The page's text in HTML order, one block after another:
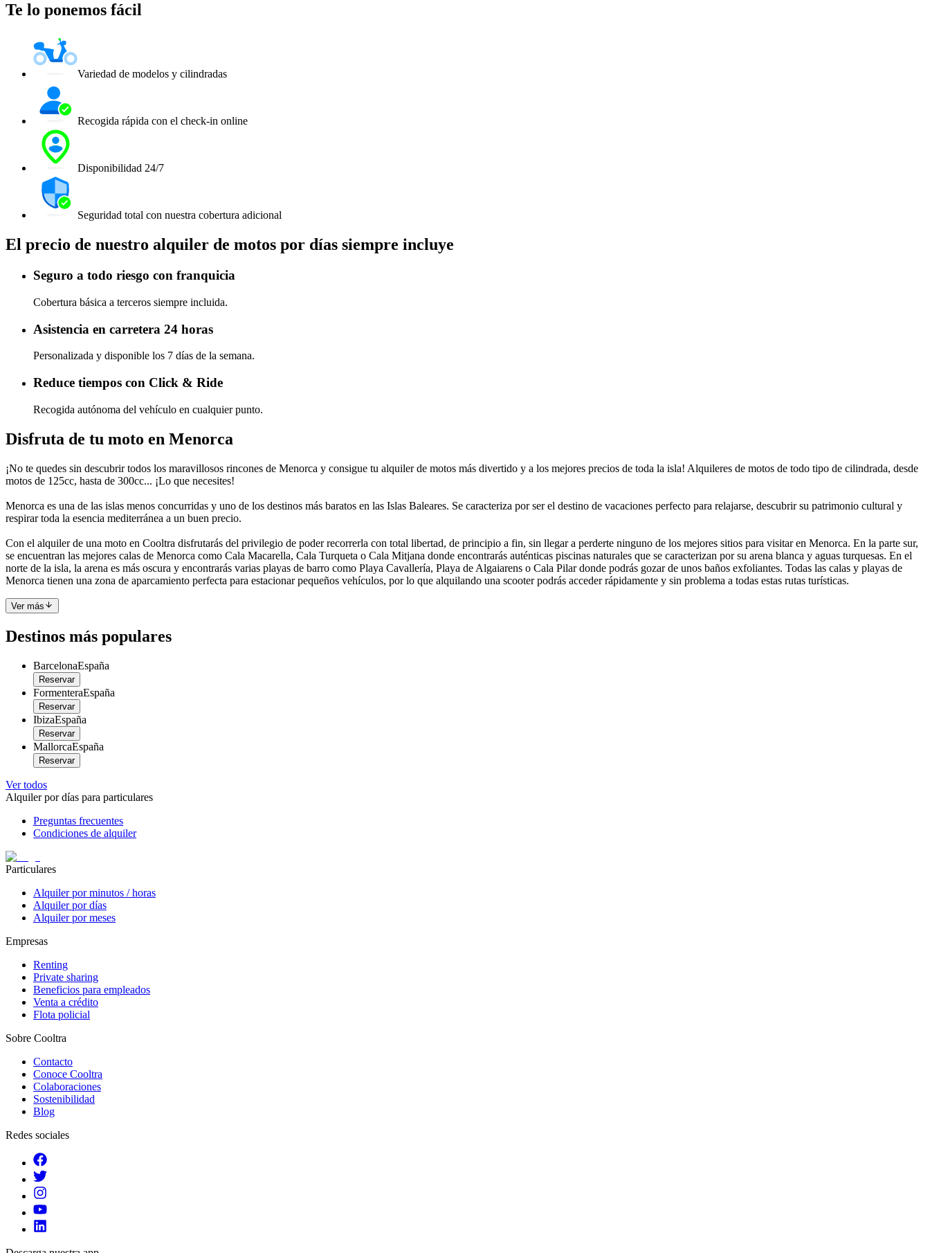
Te lo ponemos fácil
Variedad de modelos y cilindradas
Recogida rápida con el check-in online
Disponibilidad 24/7
Seguridad total con nuestra cobertura adicional
El precio de nuestro alquiler de motos por días siempre incluye
Seguro a todo riesgo con franquicia
Cobertura básica a terceros siempre incluida.
Asistencia en carretera 24 horas
Personalizada y disponible los 7 días de la semana.
Reduce tiempos con Click & Ride
Recogida autónoma del vehículo en cualquier punto.
Disfruta de tu moto en Menorca
¡No te quedes sin descubrir todos los maravillosos rincones de Menorca y consigue tu alquiler de motos más divertido y a los mejores precios de toda la isla! Alquileres de motos de todo tipo de cilindrada, desde
motos de 125cc, hasta de 300cc... ¡Lo que necesites!
Menorca es una de las islas menos concurridas y uno de los destinos más baratos en las Islas Baleares. Se caracteriza por ser el destino de vacaciones perfecto para relajarse, descubrir su patrimonio cultural y
respirar toda la esencia mediterránea a un buen precio.
Con el alquiler de una moto en Cooltra disfrutarás del privilegio de poder recorrerla con total libertad, de principio a fin, sin llegar a perderte ninguno de los mejores sitios para visitar en Menorca. En la parte sur,
se encuentran las mejores calas de Menorca como Cala Macarella, Cala Turqueta o Cala Mitjana donde encontrarás auténticas piscinas naturales que se caracterizan por su arena blanca y aguas turquesas. En el
norte de la isla, la arena es más oscura y encontrarás varias playas de barro como Playa Cavallería, Playa de Algaiarens o Cala Pilar donde podrás gozar de unos baños exfoliantes. Todas las calas y playas de
Menorca tienen una zona de aparcamiento perfecta para estacionar pequeños vehículos, por lo que alquilando una scooter podrás acceder rápidamente y sin problema a todas estas rutas turísticas.
Ver más
Destinos más populares
BarcelonaEspaña
Reservar
FormenteraEspaña
Reservar
IbizaEspaña
Reservar
MallorcaEspaña
Reservar
Ver todos
Alquiler por días para particulares
Preguntas frecuentes
Condiciones de alquiler
Particulares
Alquiler por minutos / horas
Alquiler por días
Alquiler por meses
Empresas
Renting
Private sharing
Beneficios para empleados
Venta a crédito
Flota policial
Sobre Cooltra
Contacto
Conoce Cooltra
Colaboraciones
Sostenibilidad
Blog
Redes sociales